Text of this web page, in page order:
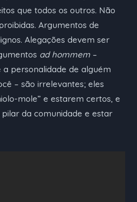
que todos os outros. Não
Argumentos de
Alegações devem ser
ad hommem –
personalidade de alguém
– são irrelevantes; eles
mole” e estarem certos, e
da comunidade e estar